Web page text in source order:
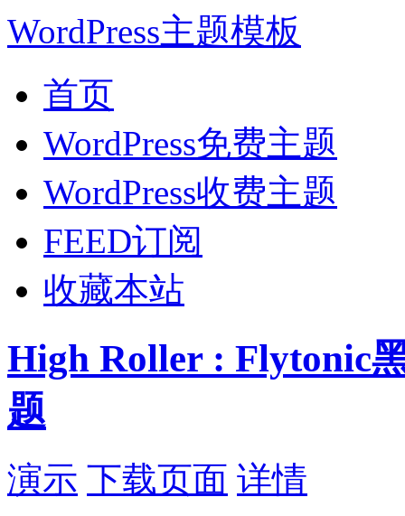
WordPress主题模板
首页
WordPress免费主题
WordPress收费主题
FEED订阅
收藏本站
High Roller : Flytonic
题
演示 下载页面 详情